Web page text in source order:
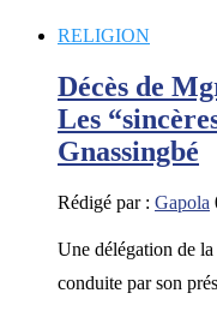
RELIGION
Décès de
Les
Gnassingbé
Rédigé par : Gapola
Une délégation de
conduite par son